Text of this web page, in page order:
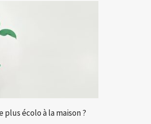
plus écolo à la maison ?